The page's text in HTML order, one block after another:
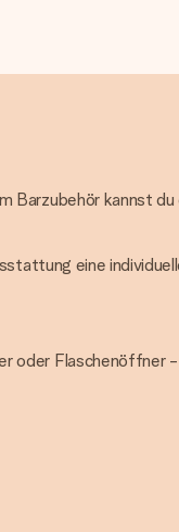
Barzubehör kannst
eine
oder Flaschenöffner